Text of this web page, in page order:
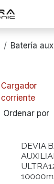
​Batería
​​Cargador
corriente
Ordenar por
DEVIA